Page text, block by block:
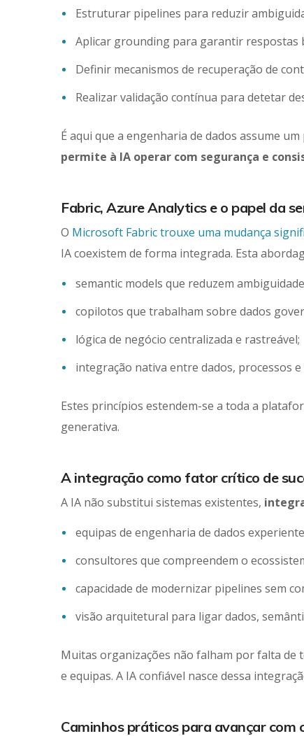
Estruturar pipelines para reduzir
Aplicar grounding para garantir respostas
Definir mecanismos de recuperação de
Realizar validação contínua para detetar
É aqui que a engenharia de dados assume
permite à IA operar com segurança e
Fabric, Azure Analytics e o papel da
O Microsoft Fabric trouxe uma mudança
IA coexistem de forma integrada. Esta
semantic models que reduzem
copilotos que trabalham sobre dados
lógica de negócio centralizada e rastreável;
integração nativa entre dados, processos e
Estes princípios estendem-se a toda a
generativa.
A integração como fator crítico de
A IA não substitui sistemas existentes,
equipas de engenharia de dados
consultores que compreendem o
capacidade de modernizar pipelines sem
visão arquitetural para ligar dados,
Muitas organizações não falham por falta
e equipas. A IA confiável nasce dessa
Caminhos práticos para avançar com